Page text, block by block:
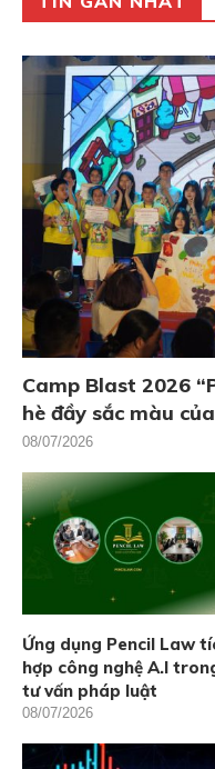
Camp Blast 2026
hè đầy sắc màu
08/07/2026
Ứng dụng Pencil Law
hợp công nghệ A.I
tư vấn pháp luật
08/07/2026